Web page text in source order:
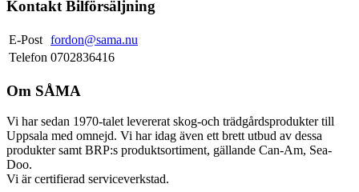
Kontakt Bilförsäljning
E-Post fordon@sama.nu
Telefon 0702836416
Om SÅMA
Vi har sedan 1970-talet levererat skog-och trädgårdsprodukter till
Uppsala med omnejd. Vi har idag även ett brett utbud av dessa
produkter samt BRP:s produktsortiment, gällande Can-Am, Sea-
Doo.
Vi är certifierad serviceverkstad.